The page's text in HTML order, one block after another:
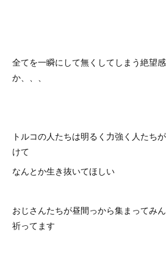
全てを一瞬にして無くしてしまう絶望
か、、、
トルコの人たちは明るく力強く人たち
けて
なんとか生き抜いてほしい
おじさんたちが昼間っから集まってみ
祈ってます